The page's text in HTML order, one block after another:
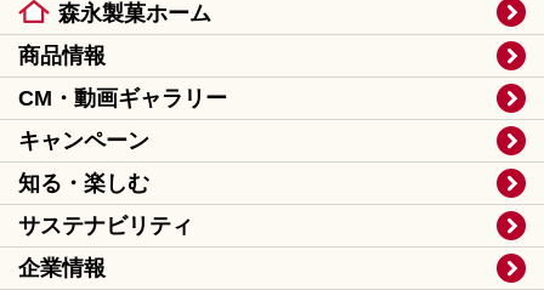
森永製菓ホーム
商品情報
CM・動画ギャラリー
キャンペーン
知る・楽しむ
サステナビリティ
企業情報